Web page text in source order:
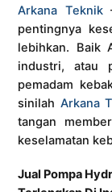
Arkana Teknik
pentingnya
lebihkan. Baik
industri, atau
pemadam
sinilah Arkana
tangan
keselamatan
Jual Pompa